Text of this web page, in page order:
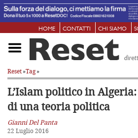
HOME CONTATTI CHI SIAMO
Reset»Tag»
L’Islam politico in Algeria:
di una teoria politica
Gianni Del Panta
22 Luglio 2016